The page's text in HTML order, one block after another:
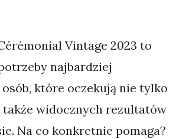
Vintage 2023 to
najbardziej
które oczekują nie tylko
także widocznych rezultatów
Na co konkretnie pomaga?